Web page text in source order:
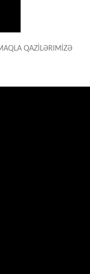
QAZİLƏRIMİZƏ